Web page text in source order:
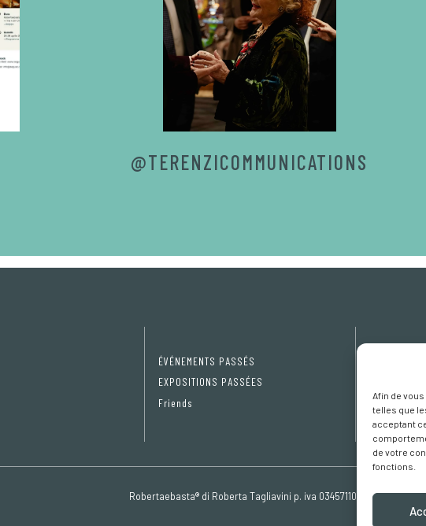
Afin de
telles que
acceptant
de votre
fonctions.
@TERENZICOMMUNICATIONS
ÉVÉNEMENTS PASSÉS
EXPOSITIONS PASSÉES
Friends
Robertaebasta® di Roberta Tagliavini p. iva 03457110157